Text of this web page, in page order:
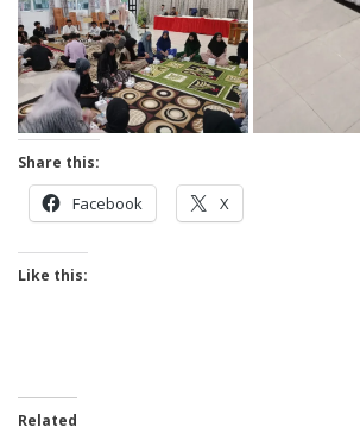
Share this:
Facebook X
Like this:
Related